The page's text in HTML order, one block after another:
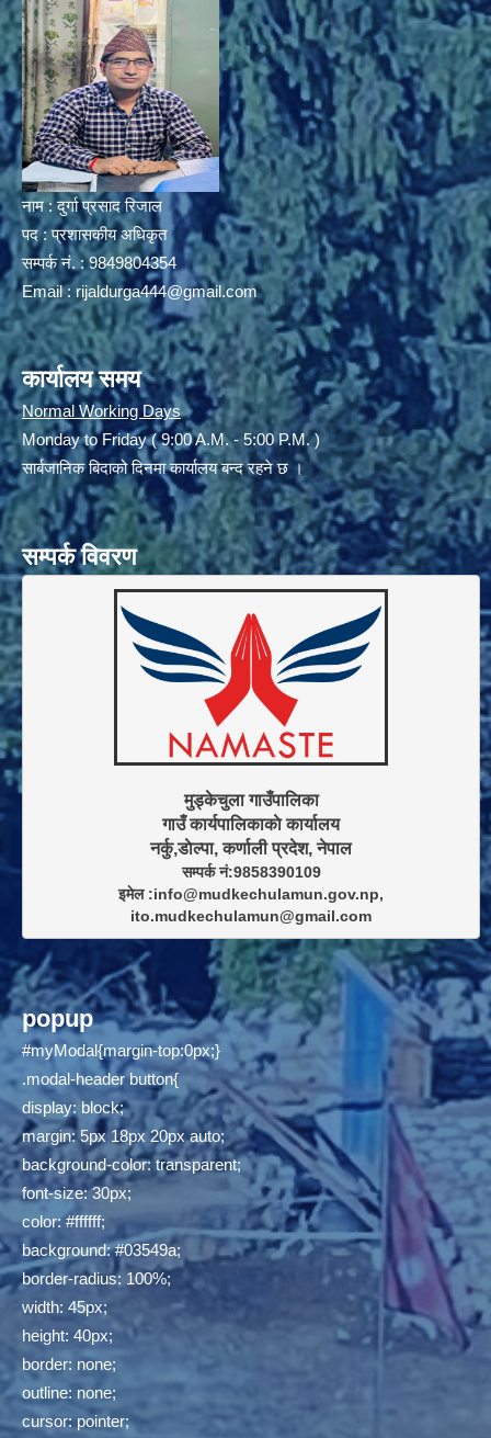
नाम : दुर्गा प्रसाद रिजाल
पद : प्रशासकीय अधिकृत
सम्पर्क नं. : 9849804354
Email : rijaldurga444@gmail.com
कार्यालय समय
Normal Working Days
Monday to Friday ( 9:00 A.M. - 5:00 P.M. )
सार्बजानिक बिदाको दिनमा कार्यालय बन्द रहने छ ।
सम्पर्क विवरण
मुड्केचुला गाउँपालिका
गाउँ कार्यपालिकाकाे कार्यालय
सम्पर्क नं:9858390109
इमेल :info@mudkechulamun.gov.np,
ito.mudkechulamun@gmail.com
popup
#myModal{margin-top:0px;}
.modal-header button{
display: block;
margin: 5px 18px 20px auto;
background-color: transparent;
font-size: 30px;
color: #ffffff;
background: #03549a;
border-radius: 100%;
width: 45px;
height: 40px;
border: none;
outline: none;
cursor: pointer;